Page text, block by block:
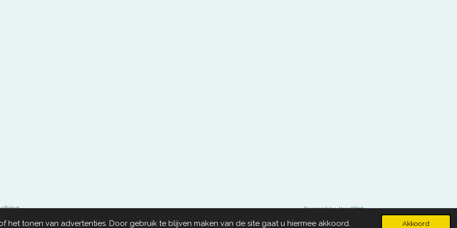
tonen van advertenties. Door gebruik te blijven maken van de site gaat u hiermee akkoord. Akkoord
Powered byJouwWeb